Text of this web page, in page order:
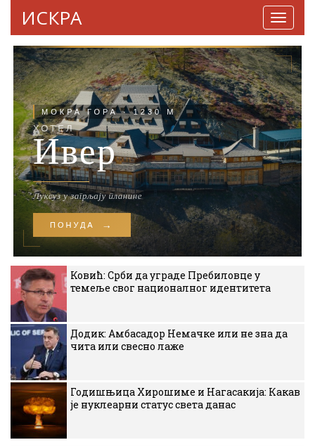
ИСКРА
Ковић: Срби да уграде Пребиловце у
темеље свог националног идентитета
Додик: Амбасадор Немачке или не зна да
чита или свесно лаже
Годишњица Хирошиме и Нагасакија: Какав
је нуклеарни статус света данас